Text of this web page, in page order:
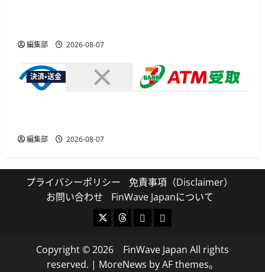
編集部 2026-08-07
決済・送金
編集部 2026-08-07
プライバシーポリシー
免責事項（Disclaimer）
お問い合わせ
FinWave Japanについて
X ThreadsBlueskyMastodon
Copyright © 2026 FinWave Japan All rights
reserved. | MoreNews by AF themes。